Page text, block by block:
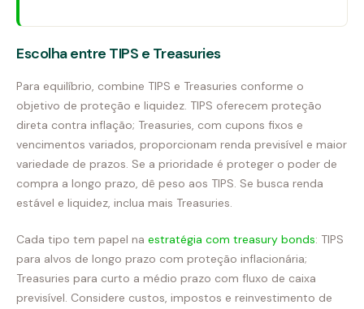
Escolha entre TIPS e Treasuries
Para equilíbrio, combine TIPS e Treasuries conforme o
objetivo de proteção e liquidez. TIPS oferecem proteção
direta contra inflação; Treasuries, com cupons fixos e
vencimentos variados, proporcionam renda previsível e maior
variedade de prazos. Se a prioridade é proteger o poder de
compra a longo prazo, dê peso aos TIPS. Se busca renda
estável e liquidez, inclua mais Treasuries.
Cada tipo tem papel na estratégia com treasury bonds: TIPS
para alvos de longo prazo com proteção inflacionária;
Treasuries para curto a médio prazo com fluxo de caixa
previsível. Considere custos, impostos e reinvestimento de